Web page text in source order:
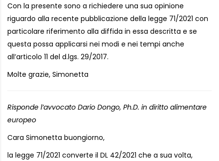
Con la presente sono a richiedere una sua opinione
riguardo alla recente pubblicazione della legge 71/2021 con
particolare riferimento alla diffida in essa descritta e se
questa possa applicarsi nei modi e nei tempi anche
all’articolo 11 del d.lgs. 29/2017.
Molte grazie, Simonetta
Risponde l’avvocato Dario Dongo, Ph.D. in diritto alimentare
europeo
Cara Simonetta buongiorno,
la legge 71/2021 converte il DL 42/2021 che a sua volta,